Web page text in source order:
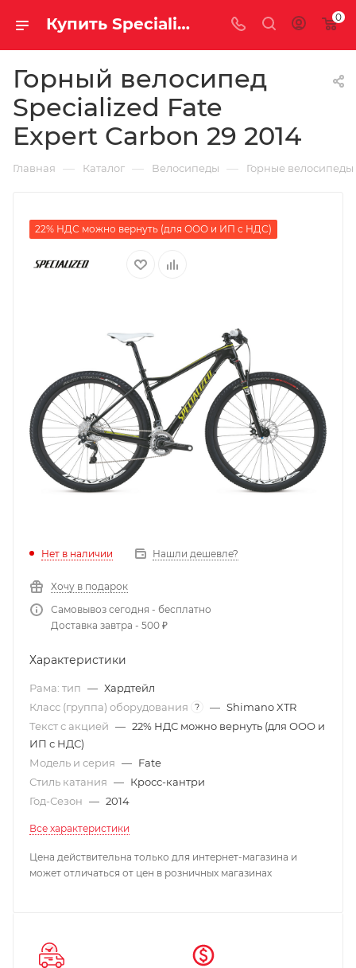
Купить Specialized Fate Expert Carbon 29 2014 за рублей, а со скидкой 0
Горный велосипед
Specialized Fate
Expert Carbon 29 2014
Главная — Каталог — Велосипеды — Горные велосипеды
22% НДС можно вернуть (для ООО и ИП с НДС)
Нет в наличии Нашли дешевле?
Хочу в подарок
Самовывоз сегодня - бесплатно
Доставка завтра - 500 ₽
Характеристики
Рама: тип — Хардтейл
Класс (группа) оборудования
? — Shimano XTR
Текст с акцией — 22% НДС можно вернуть (для ООО и
ИП с НДС)
Модель и серия — Fate
Стиль катания — Кросс-кантри
Год-Сезон — 2014
Все характеристики
Цена действительна только для интернет-магазина и
может отличаться от цен в розничных магазинах